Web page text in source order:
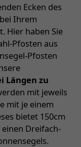
Ecken des
Ihrem
Hier haben Sie
Pfosten aus
Pfosten
Längen zu
mit jeweils
mit je einem
bietet 150cm
Dreifach-